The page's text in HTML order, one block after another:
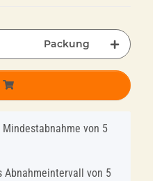
Packung
von 5
Abnahmeintervall von 5